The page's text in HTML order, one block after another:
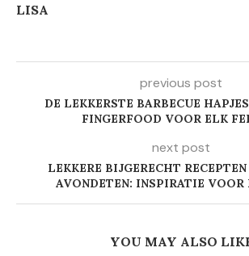
LISA
previous post
DE LEKKERSTE BARBECUE
FINGERFOOD VOOR ELK
next post
LEKKERE BIJGERECHT
AVONDETEN: INSPIRATIE VOOR
YOU MAY ALSO